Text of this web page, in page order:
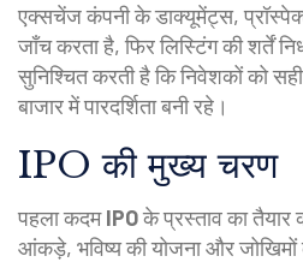
एक्सचेंज कंपनी के डाक्यूमेंट्स,
जाँच करता है, फिर लिस्टिंग की शर्तें
सुनिश्चित करती है कि निवेशकों को
बाजार में पारदर्शिता बनी रहे।
IPO की मुख्य चरण
पहला कदमIPOके प्रस्ताव का तैयार
आंकड़े, भविष्य की योजना और जोखिमों